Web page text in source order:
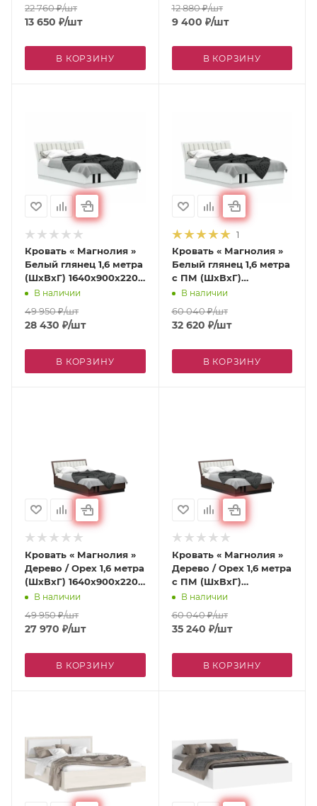
22 760₽/шт
13 650 ₽/шт
В КОРЗИНУ
12 880₽/шт
9 400 ₽/шт
В КОРЗИНУ
Кровать « Магнолия »
Белый глянец 1,6 метра
(ШхВхГ) 1640х900х2200
ммВ наличии
49 950₽/шт
28 430 ₽/шт
В КОРЗИНУ
1
Кровать « Магнолия »
Белый глянец 1,6 метра
с ПМ (ШхВхГ)
1640х900х2200 мм
В наличии
60 040₽/шт
32 620 ₽/шт
В КОРЗИНУ
Кровать « Магнолия »
Дерево / Орех 1,6 метра
(ШхВхГ) 1640х900х2200
ммВ наличии
49 950₽/шт
27 970 ₽/шт
В КОРЗИНУ
Кровать « Магнолия »
Дерево / Орех 1,6 метра
с ПМ (ШхВхГ)
1640х900х2200 мм
В наличии
60 040₽/шт
35 240 ₽/шт
В КОРЗИНУ